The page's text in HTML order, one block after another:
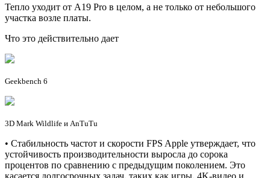
Тепло уходит от A19 Pro в целом, а не только от небольшого
участка возле платы.
Что это действительно дает
Geekbench 6
3D Mark Wildlife и AnTuTu
• Стабильность частот и скорости FPS Apple утверждает, что
устойчивость производительности выросла до сорока
процентов по сравнению с предыдущим поколением. Это
касается долгосрочных задач, таких как игры, 4K-видео и